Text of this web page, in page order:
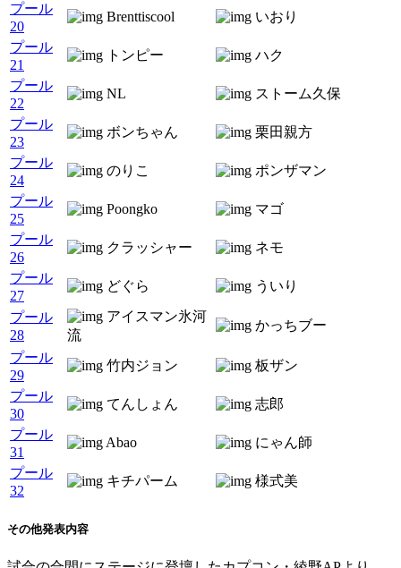
プール
20
Brenttiscool
いおり
プール
21
トンピー
ハク
プール
22
NL
ストーム久保
プール
23
ボンちゃん
栗田親方
プール
24
のりこ
ポンザマン
プール
25
Poongko
マゴ
プール
26
クラッシャー
ネモ
プール
27
どぐら ういり
プール
28
アイスマン氷河
流
かっちブー
プール
29
竹内ジョン
板ザン
プール
30
てんしょん
志郎
プール
31
Abao
にゃん師
プール
32
キチパーム 様式美
その他発表内容